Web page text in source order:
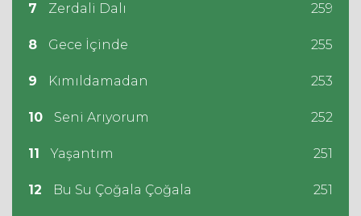
7 Zerdali Dalı 259
8 Gece İçinde 255
9 Kımıldamadan 253
10 Seni Arıyorum 252
11 Yaşantım 251
12 Bu Su Çoğala Çoğala 251